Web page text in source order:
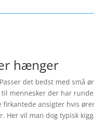
hænger
det bedst med små
mennesker der har
ansigter hvis
vil man dog typisk